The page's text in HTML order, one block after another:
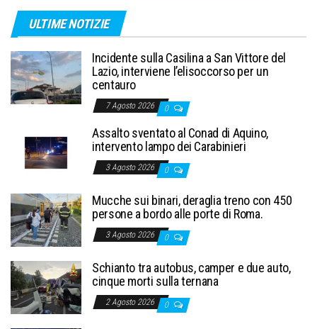
ULTIME NOTIZIE
Incidente sulla Casilina a San Vittore del
Lazio, interviene l’elisoccorso per un
centauro
7 Agosto 2026 0
Assalto sventato al Conad di Aquino,
intervento lampo dei Carabinieri
3 Agosto 2026 0
Mucche sui binari, deraglia treno con 450
persone a bordo alle porte di Roma.
3 Agosto 2026 0
Schianto tra autobus, camper e due auto,
cinque morti sulla ternana
2 Agosto 2026 0